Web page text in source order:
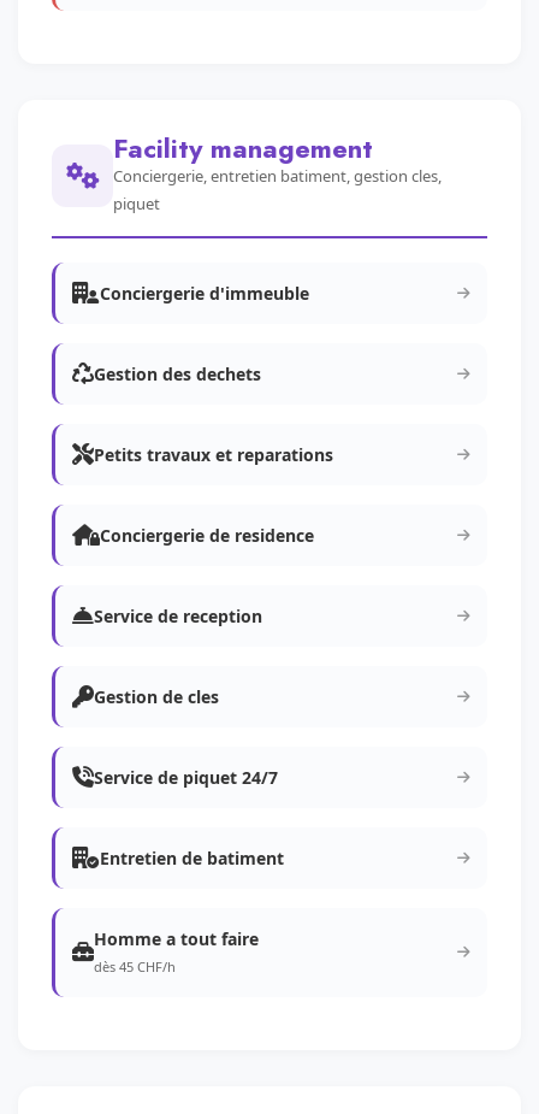
Facility management
Conciergerie, entretien batiment, gestion cles,
piquet
Conciergerie d'immeuble
Gestion des dechets
Petits travaux et reparations
Conciergerie de residence
Service de reception
Gestion de cles
Service de piquet 24/7
Entretien de batiment
Homme a tout faire
dès 45 CHF/h